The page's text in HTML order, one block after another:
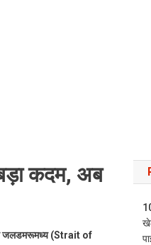
कदम, अब
जलडमरूमध्य (Strait of